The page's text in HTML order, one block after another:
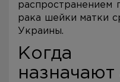
распространением
рака шейки матки
Украины.
Когда
назначают